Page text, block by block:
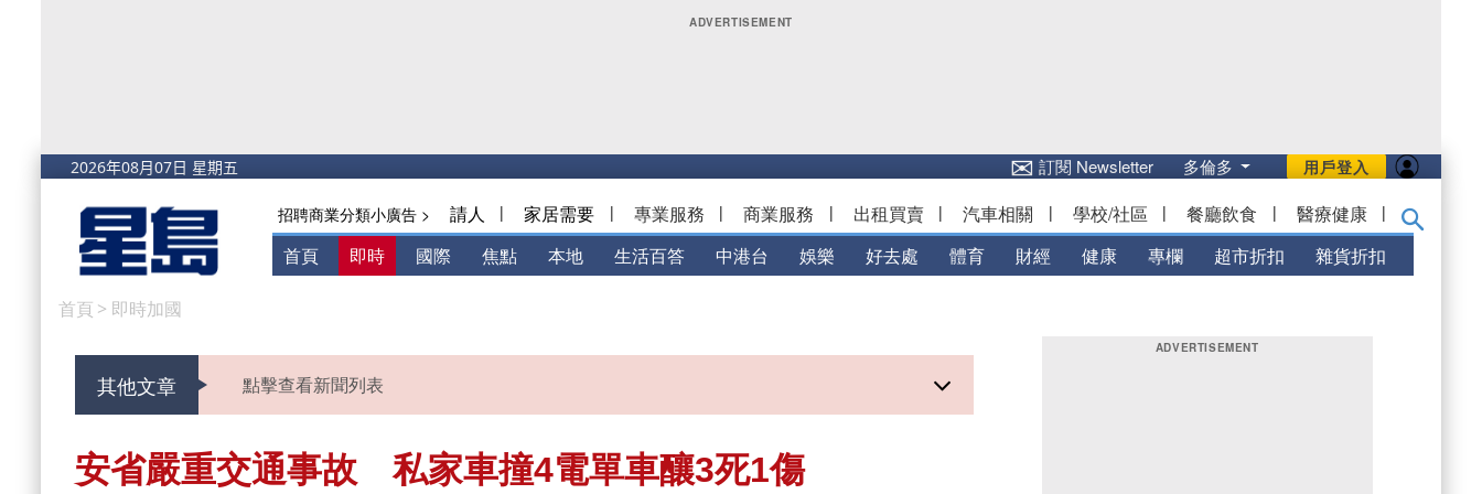
用戶登入
✉訂閱 Newsletter 多倫多
招聘商業分類小廣告 > 請人 | 家居需要 | 專業服務 | 商業服務 | 出租買賣 | 汽車相關 | 學校/社區 | 餐廳飲食 | 醫療健康 |
首頁 即時 國際 焦點 本地 生活百答 中港台 娛樂 好去處 體育 財經 健康 專欄 超市折扣 雜貨折扣
首頁 > 即時加國
其他文章 點擊查看新聞列表
安省嚴重交通事故 私家車撞4電單車釀3死1傷